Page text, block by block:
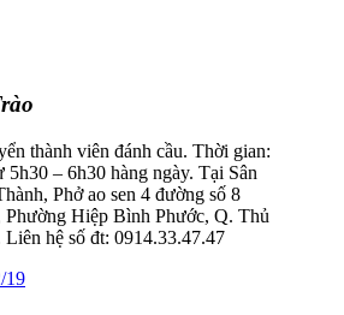
thành viên đánh cầu. Thời gian:
5h30 – 6h30 hàng ngày. Tại Sân
Phở ao sen 4 đường số 8
Phường Hiệp Bình Phước, Q. Thủ
hệ số đt: 0914.33.47.47
19